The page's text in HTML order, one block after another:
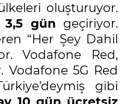
oluşturuyor.
3,5 gün geçiriyor.
“Her Şey Dahil
Vodafone Red,
Vodafone 5G Red
gibi